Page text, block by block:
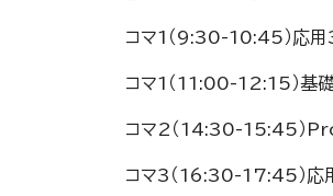
コマ1（9:30-10:45）応用
コマ1（11:00-12:15）基
コマ2（14:30-15:45）
コマ3（16:30-17:45）応